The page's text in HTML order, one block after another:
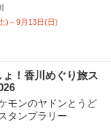
)～9月13日(日)
！香川めぐり旅ス
モンのヤドンとうど
タンプラリー